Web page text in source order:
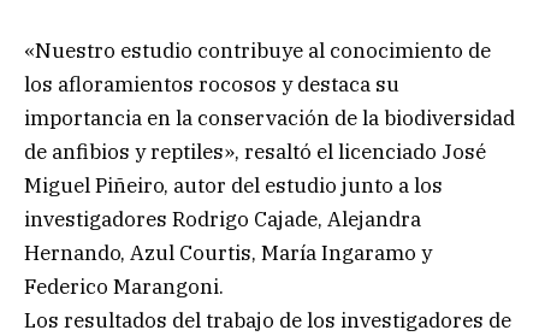
«Nuestro estudio contribuye al conocimiento de
los afloramientos rocosos y destaca su
importancia en la conservación de la biodiversidad
de anfibios y reptiles», resaltó el licenciado José
Miguel Piñeiro, autor del estudio junto a los
investigadores Rodrigo Cajade, Alejandra
Hernando, Azul Courtis, María Ingaramo y
Federico Marangoni.
Los resultados del trabajo de los investigadores de